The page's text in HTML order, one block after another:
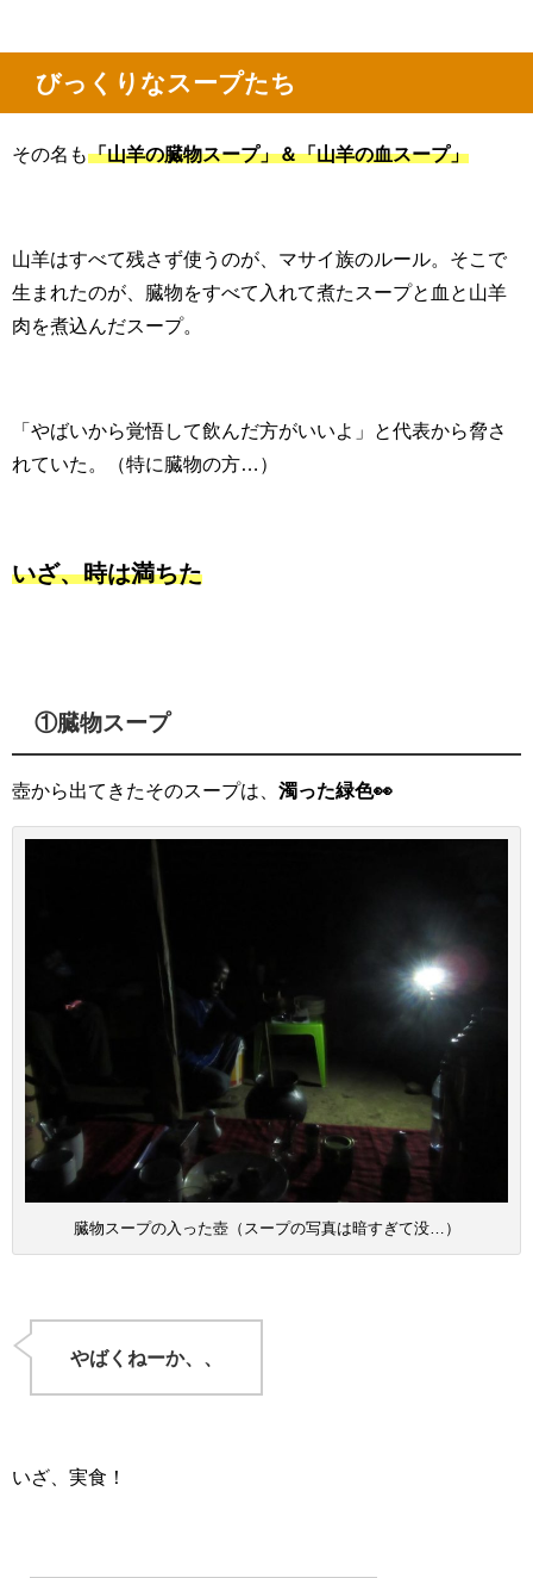
びっくりなスープたち
その名も「山羊の臓物スープ」＆「山羊の血スープ」
山羊はすべて残さず使うのが、マサイ族のルール。そこで
生まれたのが、臓物をすべて入れて煮たスープと血と山羊
肉を煮込んだスープ。
「やばいから覚悟して飲んだ方がいいよ」と代表から脅さ
れていた。
（特に臓物の方…）
いざ、時は満ちた
①臓物スープ
壺から出てきたそのスープは、 濁った緑色👀
臓物スープの入った壺（スープの写真は暗すぎて没…）
やばくねーか、、
いざ、実食！